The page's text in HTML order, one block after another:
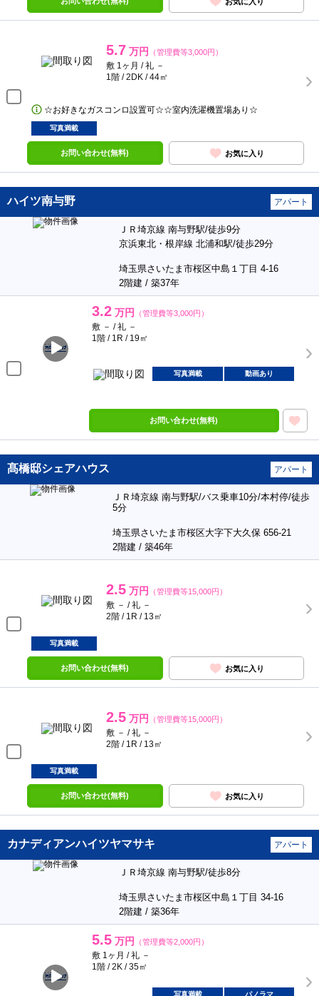
5.7 万円 （管理費等3,000円）
敷 1ヶ月 / 礼 －
1階 / 2DK / 44㎡
☆お好きなガスコンロ設置可☆☆室内洗濯機置場あり☆
写真満載
お問い合わせ(無料) お気に入り
ハイツ南与野 アパート
ＪＲ埼京線 南与野駅/徒歩9分
京浜東北・根岸線 北浦和駅/徒歩29分
埼玉県さいたま市桜区中島１丁目 4-16
2階建 / 築37年
3.2 万円 （管理費等3,000円）
敷 － / 礼 －
1階 / 1R / 19㎡
写真満載 動画あり
お問い合わせ(無料)
髙橋邸シェアハウス アパート
ＪＲ埼京線 南与野駅/バス乗車10分/本村停/徒歩
5分
埼玉県さいたま市桜区大字下大久保 656-21
2階建 / 築46年
2.5 万円 （管理費等15,000円）
敷 － / 礼 －
2階 / 1R / 13㎡
写真満載
お問い合わせ(無料) お気に入り
2.5 万円 （管理費等15,000円）
敷 － / 礼 －
2階 / 1R / 13㎡
写真満載
お問い合わせ(無料) お気に入り
カナディアンハイツヤマサキ アパート
ＪＲ埼京線 南与野駅/徒歩8分
埼玉県さいたま市桜区中島１丁目 34-16
2階建 / 築36年
5.5 万円 （管理費等2,000円）
敷 1ヶ月 / 礼 －
1階 / 2K / 35㎡
写真満載
パノラマ